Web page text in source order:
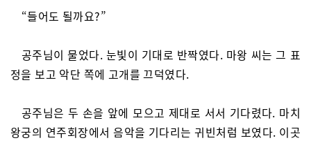
“들어도 될까요?”
공주님이 물었다. 눈빛이 기대로 반짝였다. 마왕 씨는 그 표
정을 보고 악단 쪽에 고개를 끄덕였다.
공주님은 두 손을 앞에 모으고 제대로 서서 기다렸다. 마치
왕궁의 연주회장에서 음악을 기다리는 귀빈처럼 보였다. 이곳